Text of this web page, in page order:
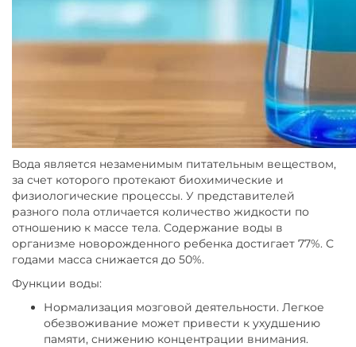
Вода является незаменимым питательным веществом,
за счет которого протекают биохимические и
физиологические процессы. У представителей
разного пола отличается количество жидкости по
отношению к массе тела. Содержание воды в
организме новорожденного ребенка достигает 77%. С
годами масса снижается до 50%.
Функции воды:
Нормализация мозговой деятельности. Легкое
обезвоживание может привести к ухудшению
памяти, снижению концентрации внимания.